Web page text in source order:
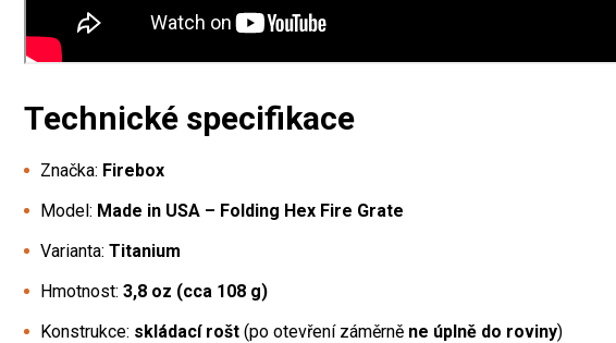
Technické specifikace
Značka: Firebox
Model: Made in USA – Folding Hex Fire Grate
Varianta: Titanium
Hmotnost: 3,8 oz (cca 108 g)
Konstrukce: skládací rošt (po otevření záměrně ne úplně do roviny)